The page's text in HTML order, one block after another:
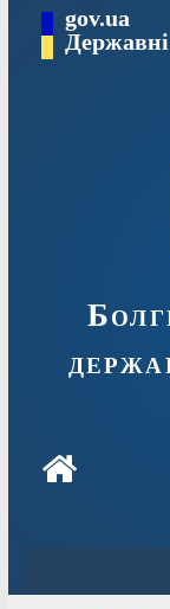
Перейтиgov.ua